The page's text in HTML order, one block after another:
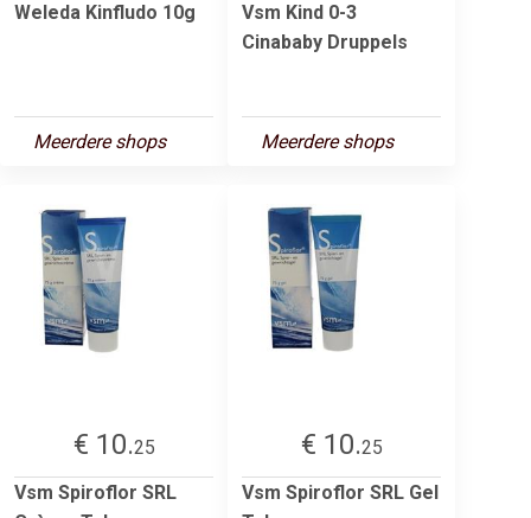
Weleda Kinfludo 10g
Meerdere shops
Vsm Kind 0-3
Cinababy Druppels
Meerdere shops
€ 10.25
Vsm Spiroflor SRL
€ 10.25
Vsm Spiroflor SRL Gel